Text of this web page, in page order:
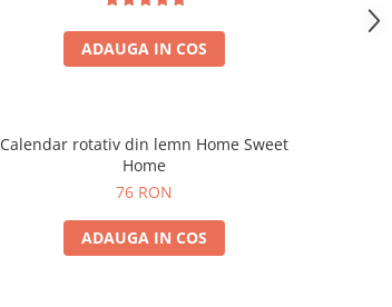
ADAUGA IN COS
Calendar rotativ din lemn Home Sweet
Home
76 RON
ADAUGA IN COS